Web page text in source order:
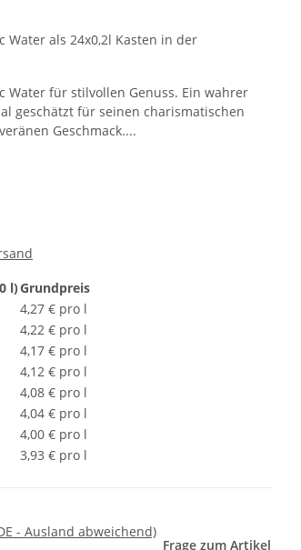
Water als 24x0,2l Kasten in der
Water für stilvollen Genuss. Ein wahrer
geschätzt für seinen charismatischen
Geschmack....
l)Grundpreis
4,27 € pro l
4,22 € pro l
4,17 € pro l
4,12 € pro l
4,08 € pro l
4,04 € pro l
4,00 € pro l
3,93 € pro l
- Ausland abweichend)
Frage zum Artikel